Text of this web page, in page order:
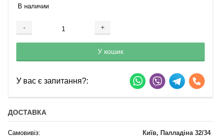
В наличии
- +
Добавляется...
У кошик
Добавлен
У вас є запитання?:
ДОСТАВКА
Самовивіз:
Київ, Палладіна 32/34